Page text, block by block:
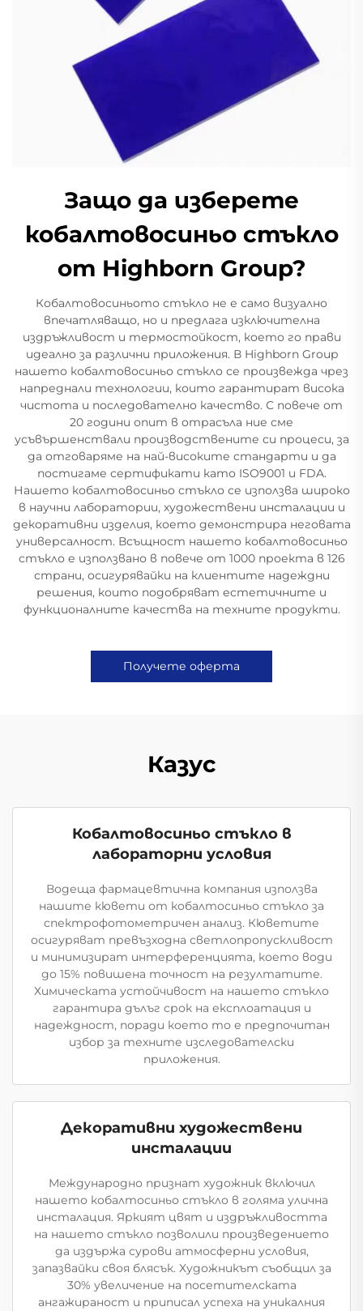
Защо да изберете
кобалтовосиньо стъкло
от Highborn Group?
Кобалтовосиньото стъкло не е само визуално
впечатляващо, но и предлага изключителна
издръжливост и термостойкост, което го прави
идеално за различни приложения. В Highborn Group
нашето кобалтовосиньо стъкло се произвежда чрез
напреднали технологии, които гарантират висока
чистота и последователно качество. С повече от
20 години опит в отрасъла ние сме
усъвършенствали производствените си процеси, за
да отговаряме на най-високите стандарти и да
постигаме сертификати като ISO9001 и FDA.
Нашето кобалтовосиньо стъкло се използва широко
в научни лаборатории, художествени инсталации и
декоративни изделия, което демонстрира неговата
универсалност. Всъщност нашето кобалтовосиньо
стъкло е използвано в повече от 1000 проекта в 126
страни, осигурявайки на клиентите надеждни
решения, които подобряват естетичните и
функционалните качества на техните продукти.
Получете оферта
Казус
Кобалтовосиньо стъкло в
лабораторни условия
Водеща фармацевтична компания използва
нашите кювети от кобалтосиньо стъкло за
спектрофотометричен анализ. Кюветите
осигуряват превъзходна светлопропускливост
и минимизират интерференцията, което води
до 15% повишена точност на резултатите.
Химическата устойчивост на нашето стъкло
гарантира дълъг срок на експлоатация и
надеждност, поради което то е предпочитан
избор за техните изследователски
приложения.
Декоративни художествени
инсталации
Международно признат художник включил
нашето кобалтосиньо стъкло в голяма улична
инсталация. Яркият цвят и издръжливостта
на нашето стъкло позволили произведението
да издържа сурови атмосферни условия,
запазвайки своя блясък. Художникът съобщил за
30% увеличение на посетителската
ангажираност и приписал успеха на уникалния